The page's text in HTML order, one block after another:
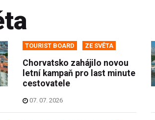
TOURIST BOARD ZE SVĚTA
Chorvatsko zahájilo novou
letní kampaň pro last minute
cestovatele
07. 07. 2026